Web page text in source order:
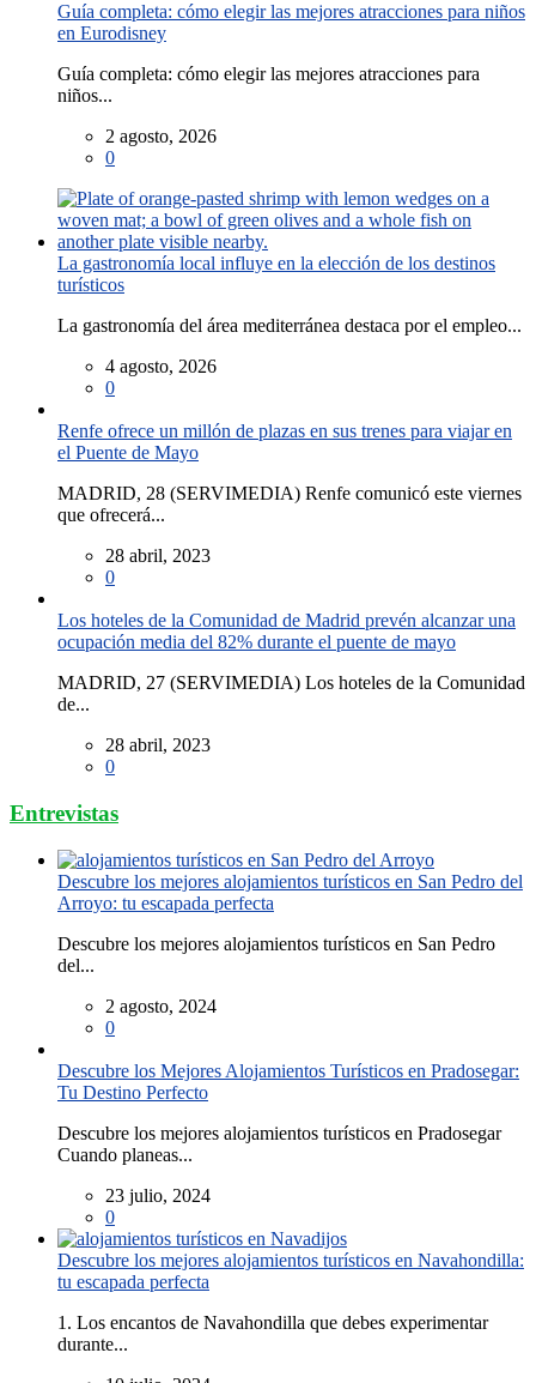
Guía completa: cómo elegir las mejores atracciones para niños
en Eurodisney
Guía completa: cómo elegir las mejores atracciones para
niños...
2 agosto, 2026
0
La gastronomía local influye en la elección de los destinos
turísticos
La gastronomía del área mediterránea destaca por el empleo...
4 agosto, 2026
0
Renfe ofrece un millón de plazas en sus trenes para viajar en
el Puente de Mayo
MADRID, 28 (SERVIMEDIA) Renfe comunicó este viernes
que ofrecerá...
28 abril, 2023
0
Los hoteles de la Comunidad de Madrid prevén alcanzar una
ocupación media del 82% durante el puente de mayo
MADRID, 27 (SERVIMEDIA) Los hoteles de la Comunidad
de...
28 abril, 2023
0
Entrevistas
Descubre los mejores alojamientos turísticos en San Pedro del
Arroyo: tu escapada perfecta
Descubre los mejores alojamientos turísticos en San Pedro
del...
2 agosto, 2024
0
Descubre los Mejores Alojamientos Turísticos en Pradosegar:
Tu Destino Perfecto
Descubre los mejores alojamientos turísticos en Pradosegar
Cuando planeas...
23 julio, 2024
0
Descubre los mejores alojamientos turísticos en Navahondilla:
tu escapada perfecta
1. Los encantos de Navahondilla que debes experimentar
durante...